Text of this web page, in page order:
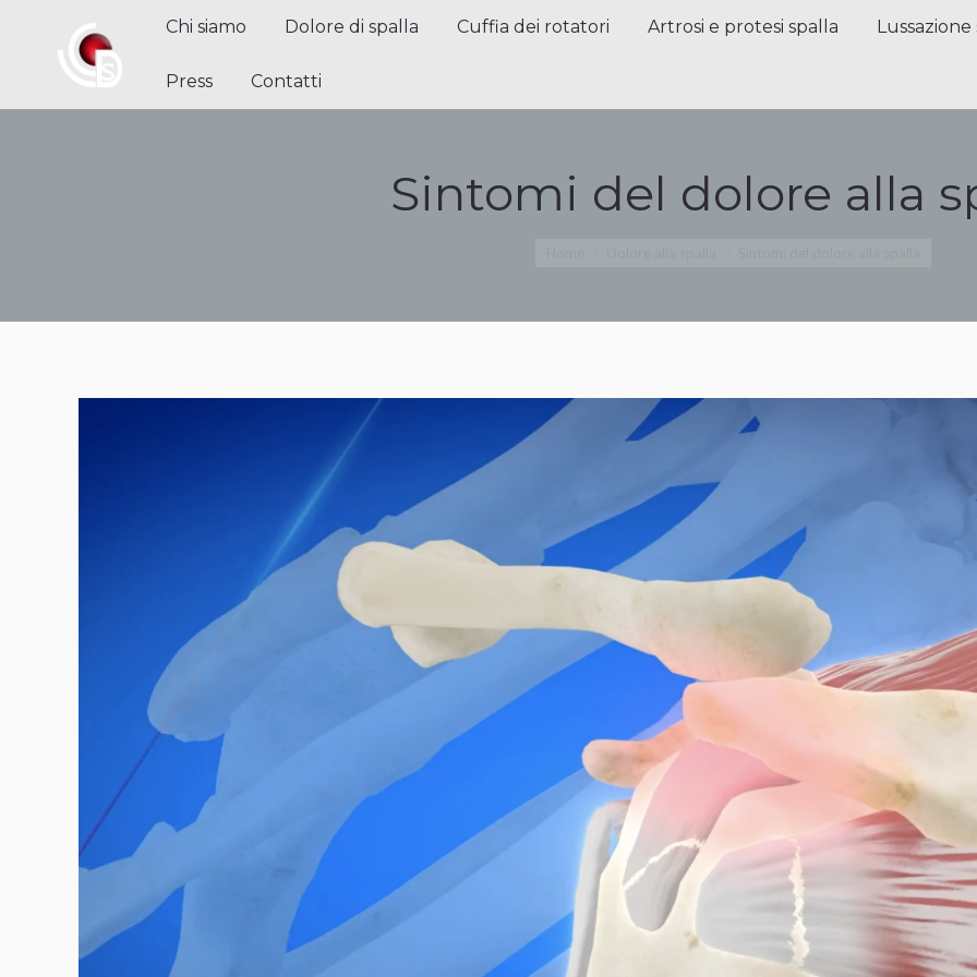
Chi siamo Dolore di spalla Cuffia dei rotatori Artrosi e protesi spalla Lussazione
Press Contatti
Sintomi del dolore alla
Chi siamo Dolore di spalla Cuffia dei rotatori Artrosi e protesi spalla
Lussazione